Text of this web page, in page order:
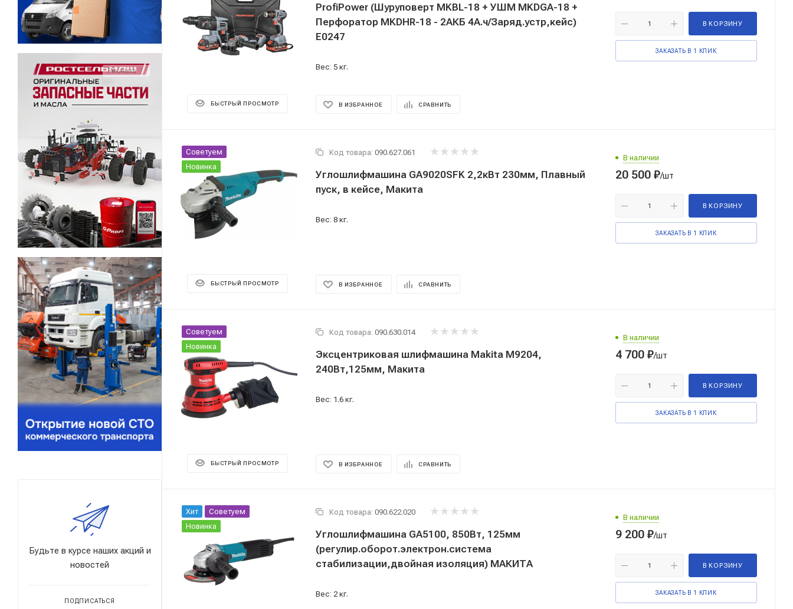
БЫСТРЫЙ ПРОСМОТР
ProfiPower (Шуруповерт MKBL-18 + УШМ MKDGA-18 +
Перфоратор MKDHR-18 - 2АКБ 4А.ч/Заряд.устр,кейс)
E0247
Вес: 5 кг.
В ИЗБРАННОЕ СРАВНИТЬ
В КОРЗИНУ
ЗАКАЗАТЬ В 1 КЛИК
Советуем
Новинка
БЫСТРЫЙ ПРОСМОТР
Код товара: 090.627.061
Углошлифмашина GA9020SFK 2,2кВт 230мм, Плавный
пуск, в кейсе, Макита
Вес: 8 кг.
В ИЗБРАННОЕ СРАВНИТЬ
В наличии
20 500 ₽/шт
В КОРЗИНУ
ЗАКАЗАТЬ В 1 КЛИК
Советуем
Новинка
БЫСТРЫЙ ПРОСМОТР
Код товара: 090.630.014
Эксцентриковая шлифмашина Makita M9204,
240Вт,125мм, Макита
Вес: 1.6 кг.
В ИЗБРАННОЕ СРАВНИТЬ
В наличии
4 700 ₽/шт
В КОРЗИНУ
ЗАКАЗАТЬ В 1 КЛИК
Хит
Советуем
Новинка
Код товара: 090.622.020
Углошлифмашина GA5100, 850Вт, 125мм
(регулир.оборот.электрон.система
стабилизации,двойная изоляция) МАКИТА
Вес: 2 кг.
В наличии
9 200 ₽/шт
В КОРЗИНУ
ЗАКАЗАТЬ В 1 КЛИК
Реклама ⋮
Будьте в курсе наших акций и
новостей
ПОДПИСАТЬСЯ